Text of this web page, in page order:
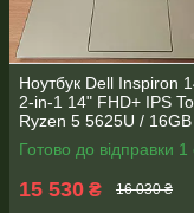
Ноутбук Dell Inspiron
2-in-1 14" FHD+ IPS
Ryzen 5 5625U /
512GB SSD / Radeon
WebCam
Готово до відправки 1
15 530 ₴ 16 030 ₴